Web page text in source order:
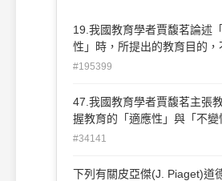
19.我國教育學者賈馥茗論述
性」時，所提出的教育目的，
者？ (A)發展人性 (B)順應人情 (C)培養人格
#195399
47.我國教育學者賈馥茗主張
握教育的「適應性」與「不變
認為教育萬變仍然不能離其宗
體： (A)教師(B)人(C)天道
#34141
下列有關皮亞傑(J. Piaget)道